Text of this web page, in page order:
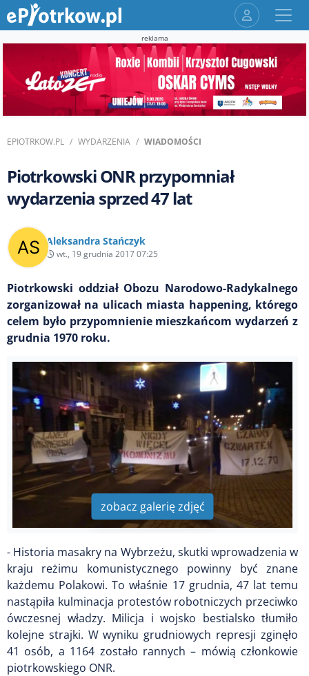
reklama
EPIOTRKOW.PL WYDARZENIA WIADOMOŚCI
Piotrkowski ONR przypomniał
wydarzenia sprzed 47 lat
Aleksandra Stańczyk
wt., 19 grudnia 2017 07:25
Piotrkowski oddział Obozu Narodowo-Radykalnego
zorganizował na ulicach miasta happening, którego
celem było przypomnienie mieszkańcom wydarzeń z
grudnia 1970 roku.
zobacz galerię zdjęć
- Historia masakry na Wybrzeżu, skutki wprowadzenia w
kraju reżimu komunistycznego powinny być znane
każdemu Polakowi. To właśnie 17 grudnia, 47 lat temu
nastąpiła kulminacja protestów robotniczych przeciwko
ówczesnej władzy. Milicja i wojsko bestialsko tłumiło
kolejne strajki. W wyniku grudniowych represji zginęło
41 osób, a 1164 zostało rannych – mówią członkowie
piotrkowskiego ONR.